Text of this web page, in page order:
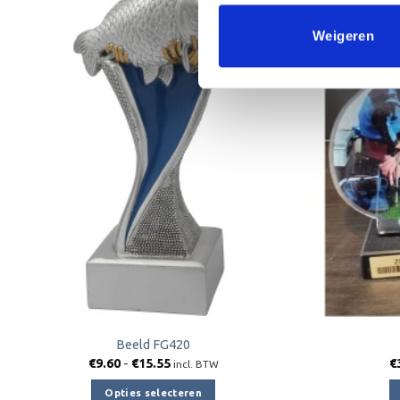
Weigeren
verlanglijst
Beeld FG420
€9.60 - €15.55Prijsklasse:
tot
incl. BTW
Opties selecteren
Aanbieding!
€